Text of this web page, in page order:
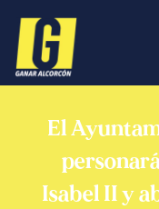
El
Isabel II y